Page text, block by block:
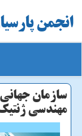
انجمن
سازمان
مهندسی